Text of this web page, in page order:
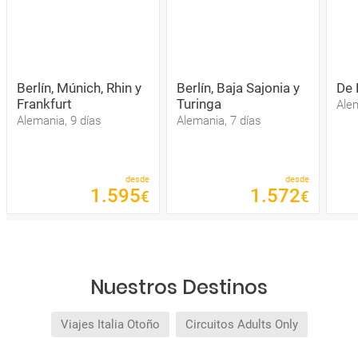
Berlín, Múnich, Rhin y
Frankfurt
Alemania, 9 días
desde
1 .595€
Berlín, Baja Sajonia y
Turinga
Alemania, 7 días
desde
1 .572€
De
Nuestros Destinos
Viajes Italia Otoño Circuitos Adults Only